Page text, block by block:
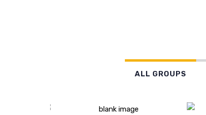
ALL GROUPS